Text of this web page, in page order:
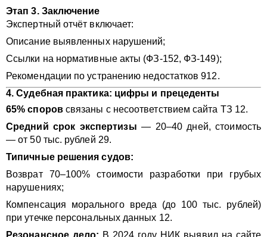
Этап 3. Заключение
Экспертный отчёт включает:
Описание выявленных нарушений;
Ссылки на нормативные акты (ФЗ-152, ФЗ-149);
Рекомендации по устранению недостатков 912.
4. Судебная практика: цифры и прецеденты
65% споровсвязаны с несоответствием сайта ТЗ 12.
Средний срок экспертизы — 20–40 дней, стоимость
— от 50 тыс. рублей 29.
Типичные решения судов:
Возврат 70–100% стоимости разработки при грубых
нарушениях;
Компенсация морального вреда (до 100 тыс. рублей)
при утечке персональных данных 12.
Резонансное дело: В 2024 году НИК выявил на сайте